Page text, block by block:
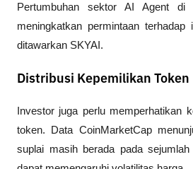
Pertumbuhan sektor AI Agent di
meningkatkan permintaan terhadap
ditawarkan SKYAI.
Distribusi Kepemilikan Token
Investor juga perlu memperhatikan
token. Data CoinMarketCap
suplai masih berada pada